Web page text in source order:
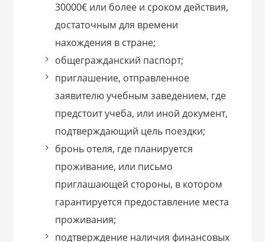
30000€ или более и сроком действия,
достаточным для времени
нахождения в стране;
общегражданский паспорт;
приглашение, отправленное
заявителю учебным заведением, где
предстоит учеба, или иной документ,
подтверждающий цель поездки;
бронь отеля, где планируется
проживание, или письмо
приглашающей стороны, в котором
гарантируется предоставление места
проживания;
подтверждение наличия финансовых